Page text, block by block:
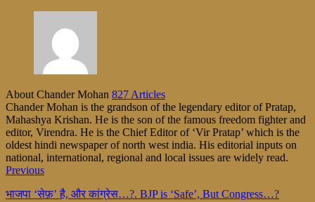
About Chander Mohan 827 Articles
Chander Mohan is the grandson of the legendary editor of Pratap,
Mahashya Krishan. He is the son of the famous freedom fighter and
editor, Virendra. He is the Chief Editor of ‘Vir Pratap’ which is the
oldest hindi newspaper of north west india. His editorial inputs on
national, international, regional and local issues are widely read.
Previous
भाजपा ‘सेफ़’ है, और कांग्रेस…?. BJP is ‘Safe’, But Congress…?